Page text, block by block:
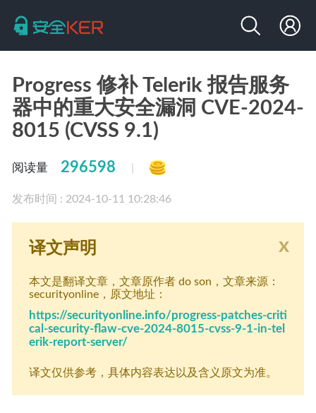
Progress 修补 Telerik 报告服务
器中的重大安全漏洞 CVE-2024-
8015 (CVSS 9.1)
阅读量 296598
发布时间 : 2024-10-11 10:28:46
x
译文声明
本文是翻译文章，文章原作者 do son ，文章来源：
securityonline，原文地址：
https://securityonline.info/progress-patches-criti
cal-security-flaw-cve-2024-8015-cvss-9-1-in-tel
erik-report-server/
译文仅供参考，具体内容表达以及含义原文为准。